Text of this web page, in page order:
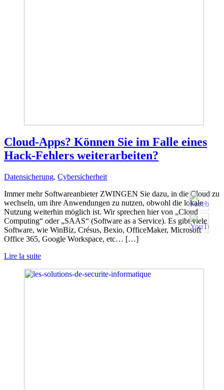
Cloud-Apps? Können Sie im Falle eines
Hack-Fehlers weiterarbeiten?
Datensicherung, Cybersicherheit
Immer mehr Softwareanbieter ZWINGEN Sie dazu, in die Cloud zu
wechseln, um ihre Anwendungen zu nutzen, obwohl die lokale
Nutzung weiterhin möglich ist. Wir sprechen hier von „Cloud
Computing“ oder „SAAS“ (Software as a Service). Es gibt viele
Software, wie WinBiz, Crésus, Bexio, OfficeMaker, Microsoft
Office 365, Google Workspace, etc… […]
Lire la suite